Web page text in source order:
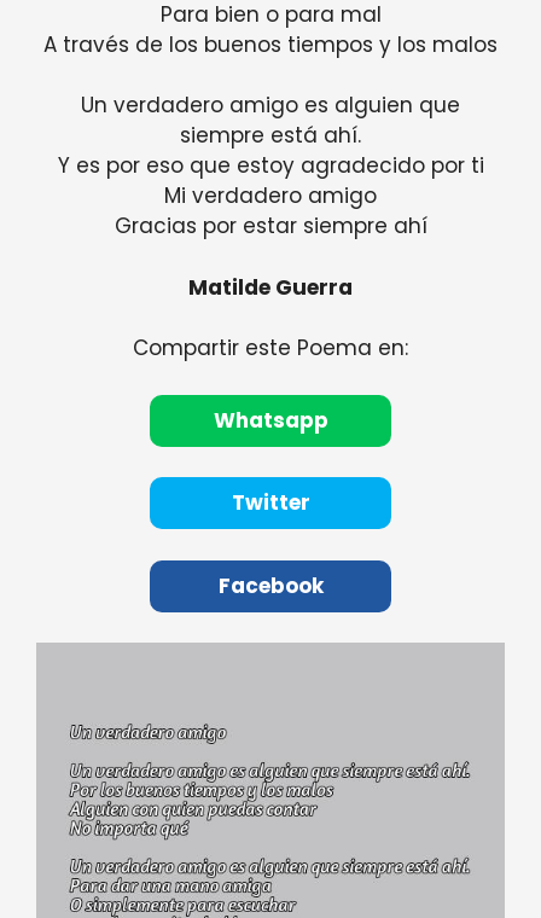
Para bien o para mal
A través de los buenos tiempos y los malos
Un verdadero amigo es alguien que
siempre está ahí.
Y es por eso que estoy agradecido por ti
Mi verdadero amigo
Gracias por estar siempre ahí
Matilde Guerra
Compartir este Poema en:
Whatsapp
Twitter
Facebook